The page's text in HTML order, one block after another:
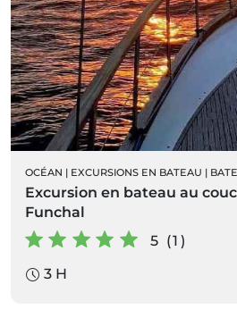
OCÉAN | EXCURSIONS EN BATEAU |
Excursion en bateau au
Funchal
5 (1)
3 H